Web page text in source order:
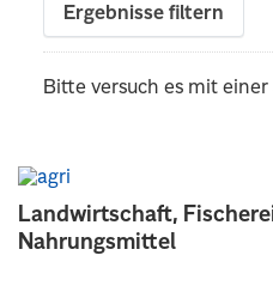
Landwirtschaft,
Nahrungsmittel
Ergebnisse filtern
Bitte versuch es mit